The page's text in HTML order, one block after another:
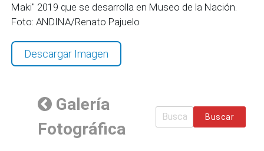
Maki" 2019 que se desarrolla en Museo de la Nación.
Foto: ANDINA/Renato Pajuelo
Descargar Imagen
Galería
Fotográfica
Buscar